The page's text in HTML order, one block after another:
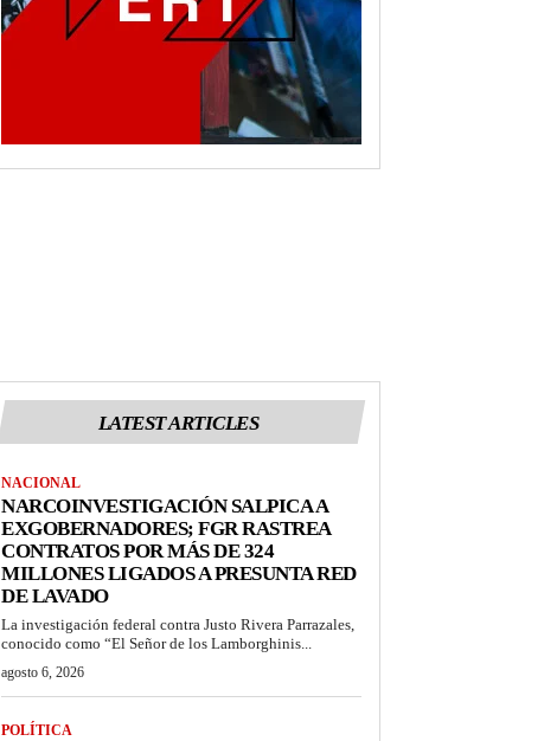
LATEST ARTICLES
NACIONAL
NARCOINVESTIGACIÓN SALPICA A
EXGOBERNADORES; FGR RASTREA
CONTRATOS POR MÁS DE 324
MILLONES LIGADOS A PRESUNTA RED
DE LAVADO
La investigación federal contra Justo Rivera Parrazales,
conocido como “El Señor de los Lamborghinis...
agosto 6, 2026
POLÍTICA